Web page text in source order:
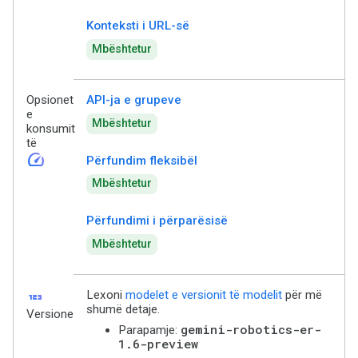
Konteksti i URL-së
Mbështetur
Opsionet
e
konsumit
të
speed
API-ja e grupeve
Mbështetur
Përfundim fleksibël
Mbështetur
Përfundimi i përparësisë
Mbështetur
123
Versione
Lexoni modelet e versionit të modelit për më
shumë detaje.
Parapamje: gemini-robotics-er-
1.6-preview